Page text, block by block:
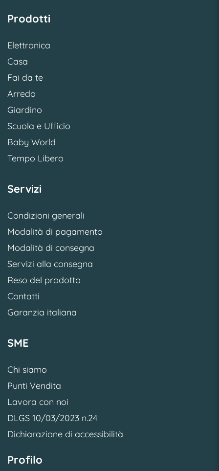
Prodotti
Elettronica
Casa
Fai da te
Arredo
Giardino
Scuola e Ufficio
Baby World
Tempo Libero
Servizi
Condizioni generali
Modalità di pagamento
Modalità di consegna
Servizi alla consegna
Reso del prodotto
Contatti
Garanzia italiana
SME
Chi siamo
Punti Vendita
Lavora con noi
DLGS 10/03/2023 n.24
Dichiarazione di accessibilità
Profilo